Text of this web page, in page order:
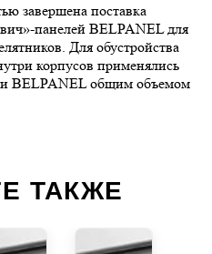
завершена поставка
панелей BELPANEL для
Для обустройства
корпусов применялись
BELPANEL общим объемом
ТАКЖЕ